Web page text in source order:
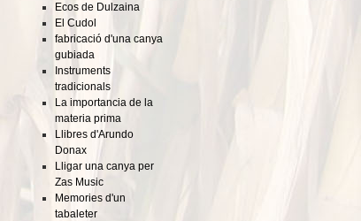
Ecos de Dulzaina
El Cudol
fabricació d'una canya
gubiada
Instruments
tradicionals
La importancia de la
materia prima
Llibres d'Arundo
Donax
Lligar una canya per
Zas Music
Memories d'un
tabaleter